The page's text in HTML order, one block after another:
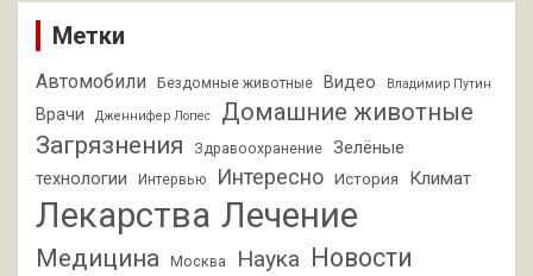
Метки
Автомобили Бездомные животные Видео Владимир Путин
Врачи Дженнифер Лопес
Домашние животные
Загрязнения
Здравоохранение
Зелёные
технологии
Интервью Интересно История Климат
Лекарства Лечение
Медицина Москва Наука Новости